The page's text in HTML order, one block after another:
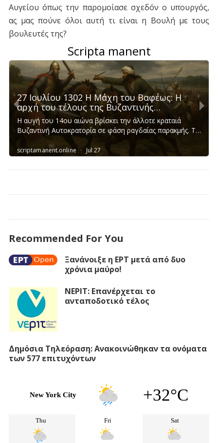
Αυγείου όπως την παρομοίασε σχεδόν ο υπουργός,
ας μας πούνε όλοι αυτή τι είναι η Βουλή με τους
βουλευτές της?
Recommended For You
Ξανάνοιξε η ΕΡΤ μετά από δυο
χρόνια μαύρο!
ΝΕΡΙΤ: Επανέρχεται το
ανταποδοτικό τέλος
Δημόσια Τηλεόραση: Ανακοινώθηκαν τα ονόματα
των 577 επιτυχόντων
New York City +32°C
Thu Fri Sat